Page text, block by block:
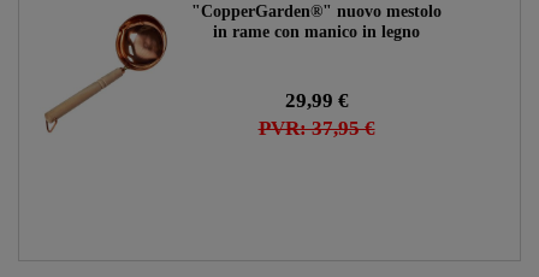
"CopperGarden®" nuovo mestolo
in rame con manico in legno
PVR: 37,95 €
29,99 €